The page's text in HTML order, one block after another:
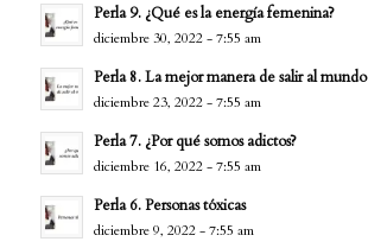
Perla 9. ¿Qué es la energía femenina?
diciembre 30, 2022 - 7:55 am
Perla 8. La mejor manera de salir al mundo
diciembre 23, 2022 - 7:55 am
Perla 7. ¿Por qué somos adictos?
diciembre 16, 2022 - 7:55 am
Perla 6. Personas tóxicas
diciembre 9, 2022 - 7:55 am